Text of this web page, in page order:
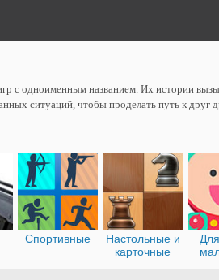
с одноименным названием. Их истории
ситуаций, чтобы проделать путь к друг
Спортивные
Настольные и
карточные